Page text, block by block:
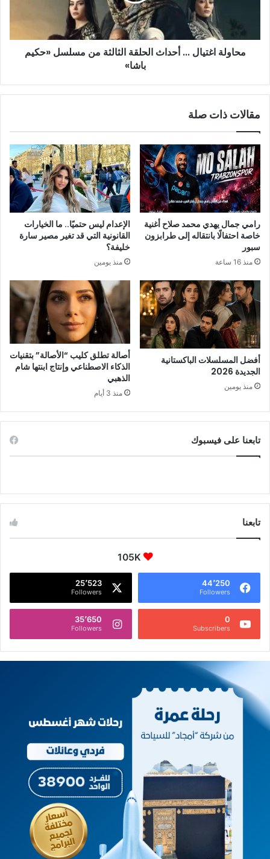
مسلسل
«حكيم
باشا»محاولة اغتيال ... أحداث الحلقة الثالثة من مسلسل «حكيم
باشا»
مقالات ذات صلة
رامي جمال يهدي محمد صلاح أغنية
خاصة احتفالًا بانتقاله إلى طرابزون
سبور
منذ 16 ساعة
الإعدام ليس حتميًا.. ما الخيارات
القانونية التي قد تغير مصير سارة
خليفة؟
منذ يومين
أفضل المسلسلات الباكستانية
الجديدة 2026
منذ يومين
أصالة تطلق كليب “الأصالة” بتقنيات
الذكاء الاصطناعي وإنتاج ابنتها شام
الذهبي
منذ 3 أيام
تابعنا على فيسبوك
تابعنا
105K
44٬250
Followers
25٬523
Followers
0
Subscribers
35٬650
Followers